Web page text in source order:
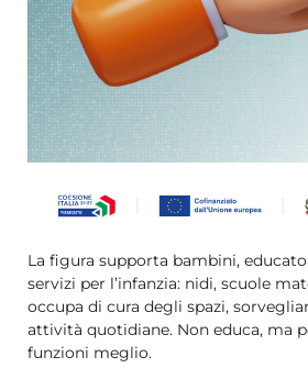
La figura supporta bambini,
servizi per l’infanzia: nidi, scuole
occupa di cura degli spazi,
attività quotidiane. Non educa, ma
funzioni meglio.